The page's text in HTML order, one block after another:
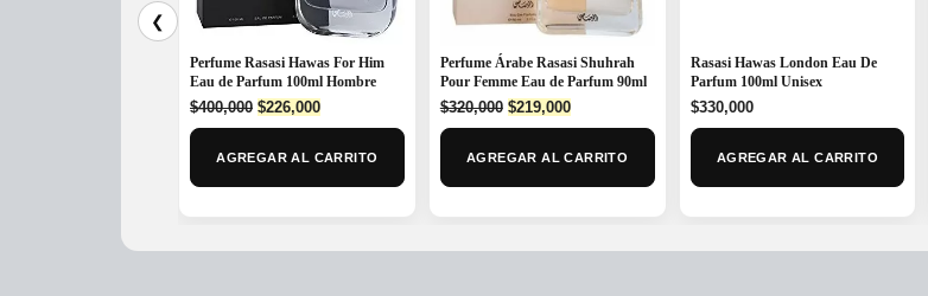
❮
Perfume Rasasi Hawas For Him
Eau de Parfum 100ml Hombre
$400,000 Original
price
$226,000Current
price
AGREGAR AL CARRITO
Perfume Árabe Rasasi Shuhrah
Pour Femme Eau de Parfum 90ml
$320,000 Original
price
$219,000Current
price
AGREGAR AL CARRITO
Rasasi Hawas London Eau De
Parfum 100ml Unisex
$330,000
AGREGAR AL CARRITO